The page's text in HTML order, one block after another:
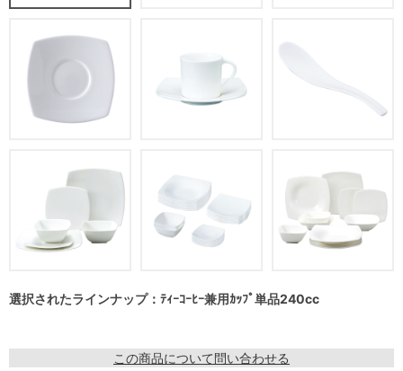
選択されたラインナップ：ﾃｨｰｺｰﾋｰ兼用ｶｯﾌﾟ単品240cc
この商品について問い合わせる